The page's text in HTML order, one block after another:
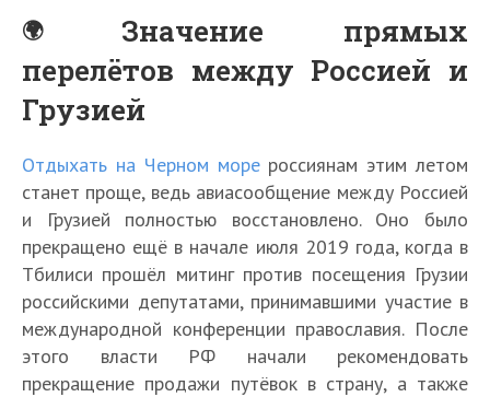
Значение прямых
перелётов между Россией и
Грузией
Отдыхать на Черном морероссиянам этим летом
станет проще, ведь авиасообщение между Россией
и Грузией полностью восстановлено. Оно было
прекращено ещё в начале июля 2019 года, когда в
Тбилиси прошёл митинг против посещения Грузии
российскими депутатами, принимавшими участие в
международной конференции православия. После
этого власти РФ начали рекомендовать
прекращение продажи путёвок в страну, а также